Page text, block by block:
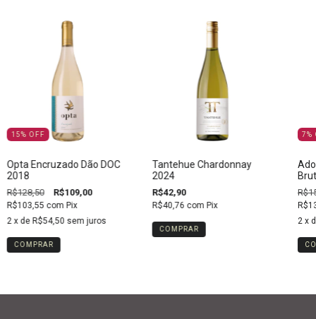
15% OFF
Opta Encruzado Dão DOC
2018
R$128,50 R$109,00
R$103,55 com Pix
2 x de R$54,50 sem juros
Tantehue Chardonnay
2024
R$42,90
R$40,76 com Pix
7%
2 x